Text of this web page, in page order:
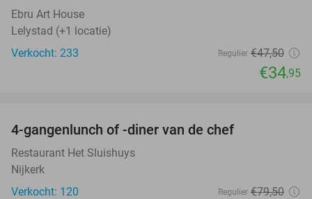
Ebru Art House
Lelystad (+1 locatie)
Verkocht: 233
Regulier €47,50
€34,95
4-gangenlunch of -diner van de chef
Restaurant Het Sluishuys
Nijkerk
Verkocht: 120
Regulier €79,50